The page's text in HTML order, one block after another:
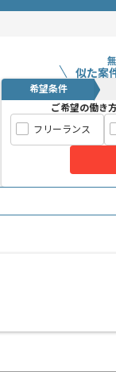
似た案
希望条件
ご希望の働き
フリーランス